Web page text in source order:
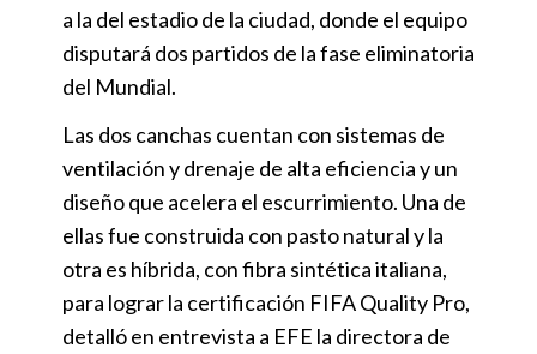
a la del estadio de la ciudad, donde el equipo
disputará dos partidos de la fase eliminatoria
del Mundial.
Las dos canchas cuentan con sistemas de
ventilación y drenaje de alta eficiencia y un
diseño que acelera el escurrimiento. Una de
ellas fue construida con pasto natural y la
otra es híbrida, con fibra sintética italiana,
para lograr la certificación FIFA Quality Pro,
detalló en entrevista a EFE la directora de